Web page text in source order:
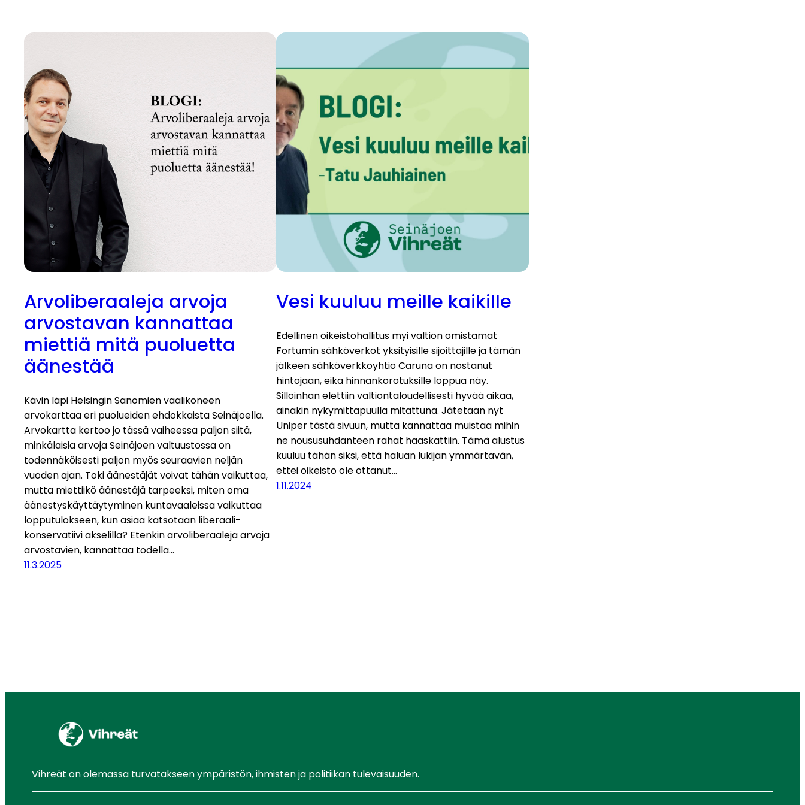
Arvoliberaaleja arvoja
arvostavan kannattaa
miettiä mitä puoluetta
äänestää
Kävin läpi Helsingin Sanomien vaalikoneen
arvokarttaa eri puolueiden ehdokkaista Seinäjoella.
Arvokartta kertoo jo tässä vaiheessa paljon siitä,
minkälaisia arvoja Seinäjoen valtuustossa on
todennäköisesti paljon myös seuraavien neljän
vuoden ajan. Toki äänestäjät voivat tähän vaikuttaa,
mutta miettiikö äänestäjä tarpeeksi, miten oma
äänestyskäyttäytyminen kuntavaaleissa vaikuttaa
lopputulokseen, kun asiaa katsotaan liberaali-
konservatiivi akselilla? Etenkin arvoliberaaleja arvoja
arvostavien, kannattaa todella…
11.3.2025
Vesi kuuluu meille kaikille
Edellinen oikeistohallitus myi valtion omistamat
Fortumin sähköverkot yksityisille sijoittajille ja tämän
jälkeen sähköverkkoyhtiö Caruna on nostanut
hintojaan, eikä hinnankorotuksille loppua näy.
Silloinhan elettiin valtiontaloudellisesti hyvää aikaa,
ainakin nykymittapuulla mitattuna. Jätetään nyt
Uniper tästä sivuun, mutta kannattaa muistaa mihin
ne noususuhdanteen rahat haaskattiin. Tämä alustus
kuuluu tähän siksi, että haluan lukijan ymmärtävän,
ettei oikeisto ole ottanut…
1.11.2024
Vihreät on olemassa turvatakseen ympäristön, ihmisten ja politiikan tulevaisuuden.